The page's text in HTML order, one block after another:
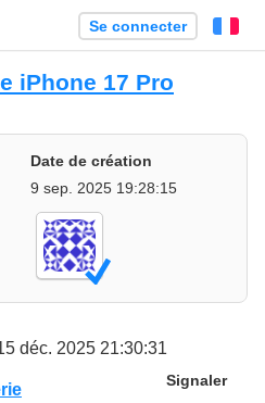
Se connecter
iPhone 17 Pro
Date de création
9 sep. 2025 19:28:15
déc. 2025 21:30:31
Signaler